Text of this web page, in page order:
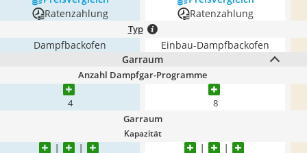
Ratenzahlung
Ratenzahlung
Typ
Dampfbackofen
Einbau-Dampfbackofen
Garraum
Anzahl Dampfgar-Programme
4 8
Garraum
Kapazität